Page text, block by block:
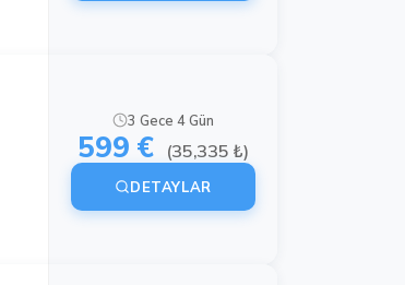
3 Gece 4 Gün
599 € (35,335 ₺)
DETAYLAR